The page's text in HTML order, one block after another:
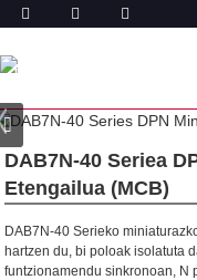
ETXEA
DAB7N-40 Seriea
Etengailua (MCB)
DAB7N-40 Serieko
hartzen du, bi poloak isolatuta
funtzionamendu sinkronoan, N